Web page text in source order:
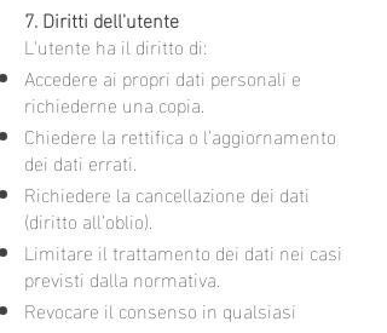
7. Diritti dell'utente
L'utente ha il diritto di:
Accedere ai propri dati personali e
richiederne una copia.
Chiedere la rettifica o l’aggiornamento
dei dati errati.
Richiedere la cancellazione dei dati
(diritto all’oblio).
Limitare il trattamento dei dati nei casi
previsti dalla normativa.
Revocare il consenso in qualsiasi